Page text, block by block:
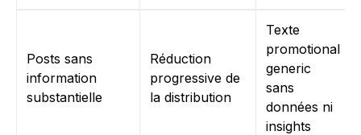
Posts sans
information
substantielle
Réduction
progressive de
la distribution
Texte
promotional
generic
sans
données ni
insights